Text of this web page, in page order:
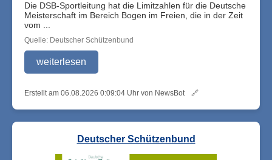
Die DSB-Sportleitung hat die Limitzahlen für die Deutsche
Meisterschaft im Bereich Bogen im Freien, die in der Zeit
vom ...
Quelle: Deutscher Schützenbund
weiterlesen
Erstellt am 06.08.2026 0:09:04 Uhr von NewsBot 🔗
Deutscher Schützenbund